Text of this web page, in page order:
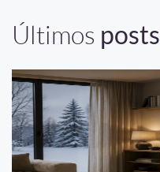
Últimos posts